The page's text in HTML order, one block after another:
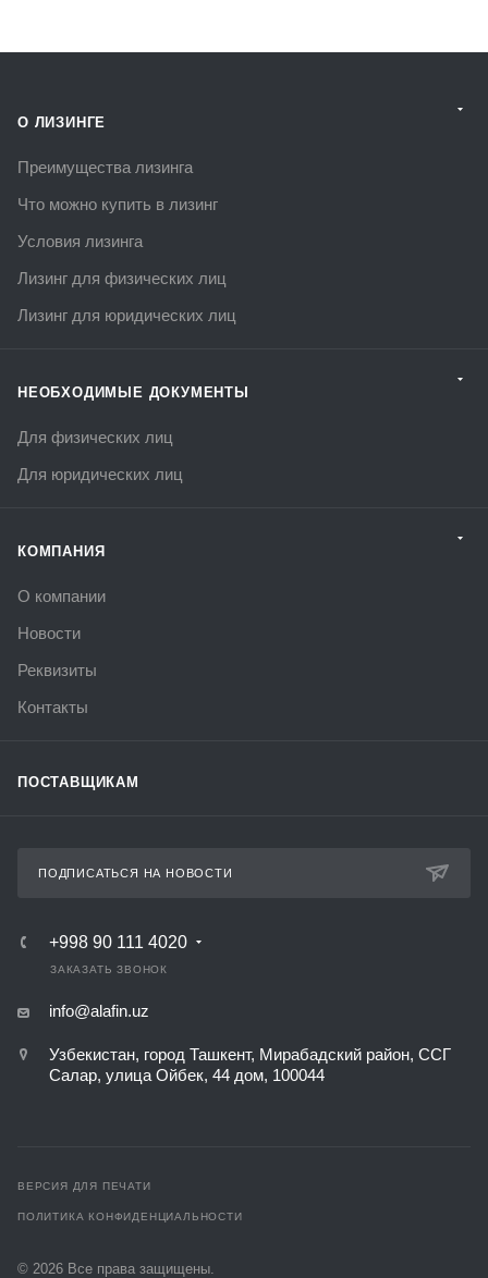
О ЛИЗИНГЕ
Преимущества лизинга
Что можно купить в лизинг
Условия лизинга
Лизинг для физических лиц
Лизинг для юридических лиц
НЕОБХОДИМЫЕ ДОКУМЕНТЫ
Для физических лиц
Для юридических лиц
КОМПАНИЯ
О компании
Новости
Реквизиты
Контакты
ПОСТАВЩИКАМ
ПОДПИСАТЬСЯ НА НОВОСТИ
+998 90 111 4020
ЗАКАЗАТЬ ЗВОНОК
info@alafin.uz
Узбекистан, город Ташкент, Мирабадский район, ССГ
Салар, улица Ойбек, 44 дом, 100044
ВЕРСИЯ ДЛЯ ПЕЧАТИ
ПОЛИТИКА КОНФИДЕНЦИАЛЬНОСТИ
© 2026 Все права защищены.